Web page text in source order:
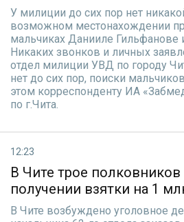
У милиции до сих пор нет
возможном местонахождении
мальчиках Данииле Гильфанове
Никаких звонков и личных
отдел милиции УВД по городу
нет до сих пор, поиски
этом корреспонденту ИА
по г.Чита.
12:23
В Чите трое
получении взятки на 1
В Чите возбуждено уголовное